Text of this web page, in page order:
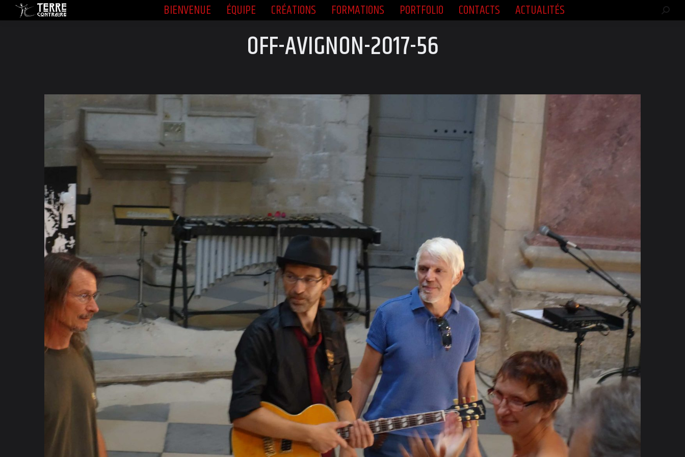
BIENVENUE ÉQUIPE CRÉATIONS FORMATIONS PORTFOLIO CONTACTS ACTUALITÉS
:
OFF-AVIGNON-2017-56
BIENVENUE ÉQUIPE CRÉATIONS FORMATIONS PORTFOLIO CONTACTS ACTUALITÉS